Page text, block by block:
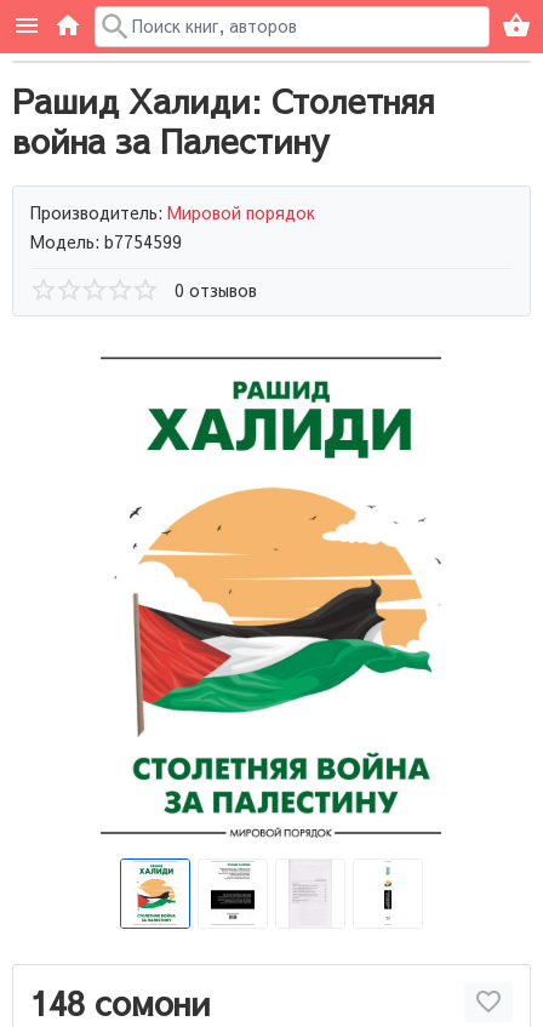
Рашид Халиди: Столетняя
война за Палестину
Производитель: Мировой порядок
Модель: b7754599
0 отзывов
148 сомони